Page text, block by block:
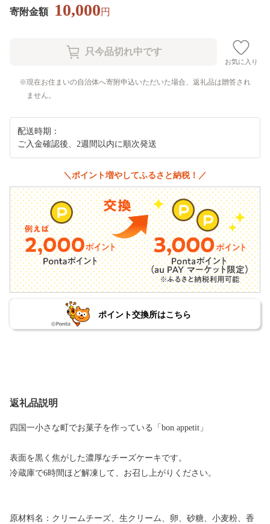
寄附金額 10,000円
お気に入り
現在お住まいの自治体へ寄附申込いただいた場合、返礼品は贈答され
ません。
配送時期：
ご入金確認後、2週間以内に順次発送
＼ポイント増やしてふるさと納税！／
ポイント交換所はこちら
返礼品説明
四国一小さな町でお菓子を作っている「bon appetit」
表面を黒く焦がした濃厚なチーズケーキです。
冷蔵庫で6時間ほど解凍して、お召し上がりください。
原材料名：クリームチーズ、生クリーム、卵、砂糖、小麦粉、香